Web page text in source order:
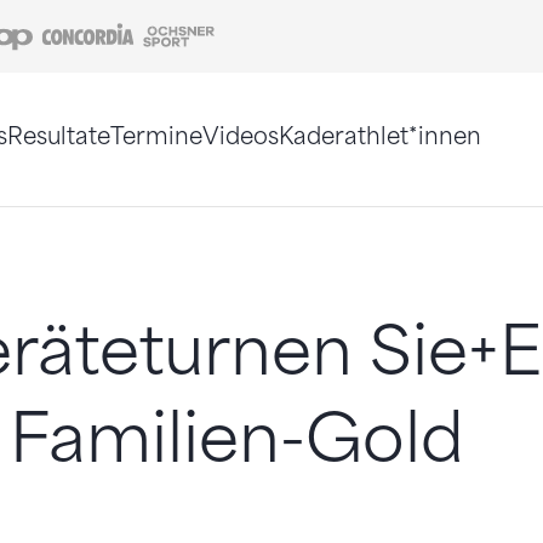
Coop Concordia
ResultateTermineVideosKaderathlet*innen
Gold